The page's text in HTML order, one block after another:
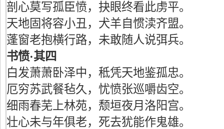
剖心莫写孤臣愤，抉眼终看此虏平。
天地固将容小丑，犬羊自惯渎齐盟。
蓬窗老抱横行路，未敢随人说弭兵。
书愤·其四
白发萧萧卧泽中，秪凭天地鉴孤忠。
厄穷苏武餐毡久，忧愤张巡嚼齿空。
细雨春芜上林苑，颓垣夜月洛阳宫。
壮心未与年俱老，死去犹能作鬼雄。